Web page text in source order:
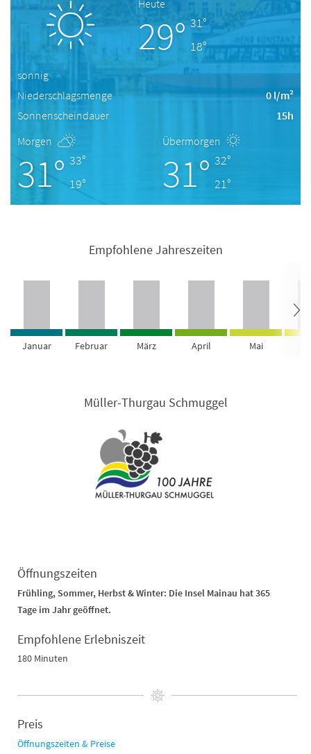
Heute
29° 31°
18°
sonnig
Niederschlagsmenge
0 l/m²
Sonnenscheindauer
15h
Morgen
31° 33°
19°
Übermorgen
31° 32°
21°
Empfohlene Jahreszeiten
Januar Februar März April Mai
Müller-Thurgau Schmuggel
Öffnungszeiten
Frühling, Sommer, Herbst & Winter: Die Insel Mainau hat 365
Tage im Jahr geöffnet.
Empfohlene Erlebniszeit
180 Minuten
Preis
Öffnungszeiten & Preise